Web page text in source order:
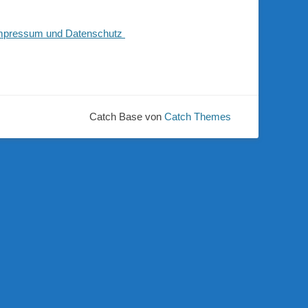
und Datenschutz
Catch Base von Catch Themes